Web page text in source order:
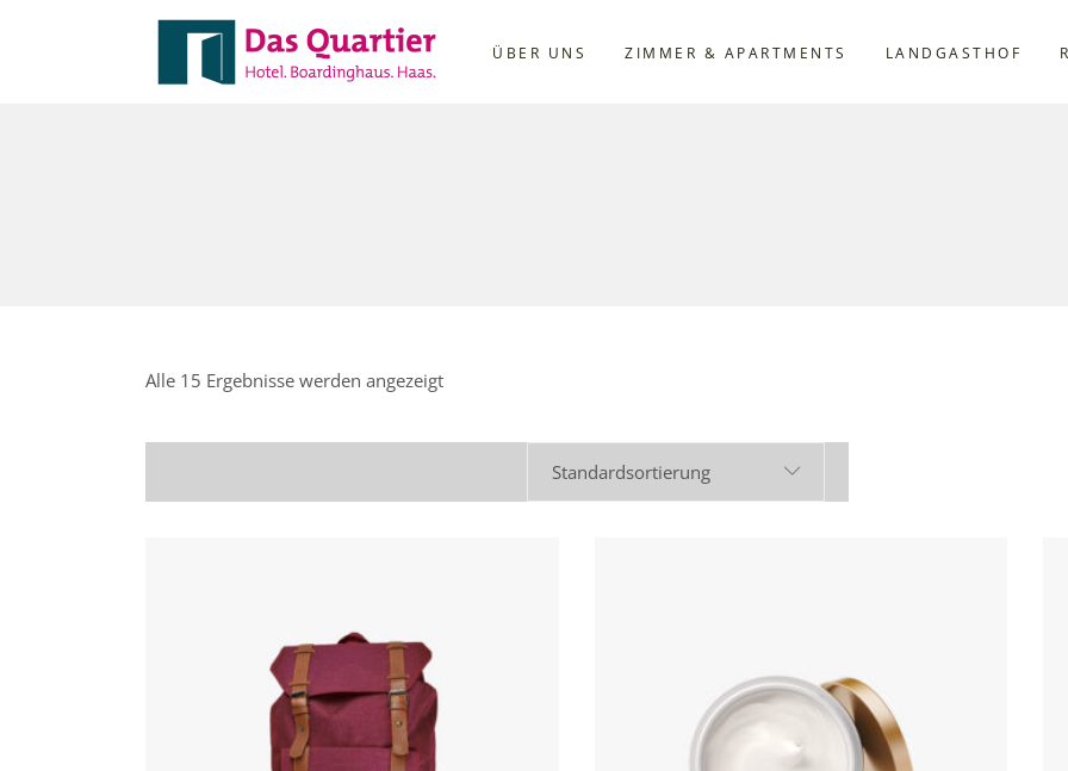
ÜBER UNS ZIMMER & APARTMENTS LANDGASTHOF
Alle 15 Ergebnisse werden angezeigt
Standardsortierung
IN DEN WARENKORB IN DEN WARENKORB